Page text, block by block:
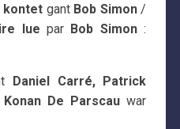
kontet gant Bob Simon/
lue parBob Simon:
Daniel Carré, Patrick
Konan De Parscau war